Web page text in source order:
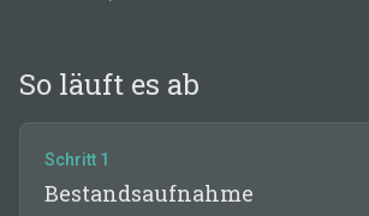
So läuft es ab
Schritt 1
Bestandsaufnahme